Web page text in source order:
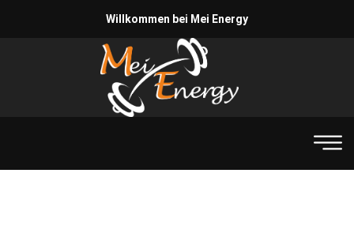
Willkommen bei Mei Energy